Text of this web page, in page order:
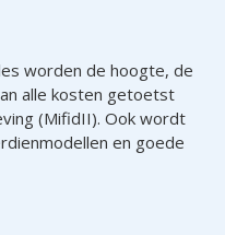
worden de hoogte, de
alle kosten getoetst
(MifidII). Ook wordt
en goede